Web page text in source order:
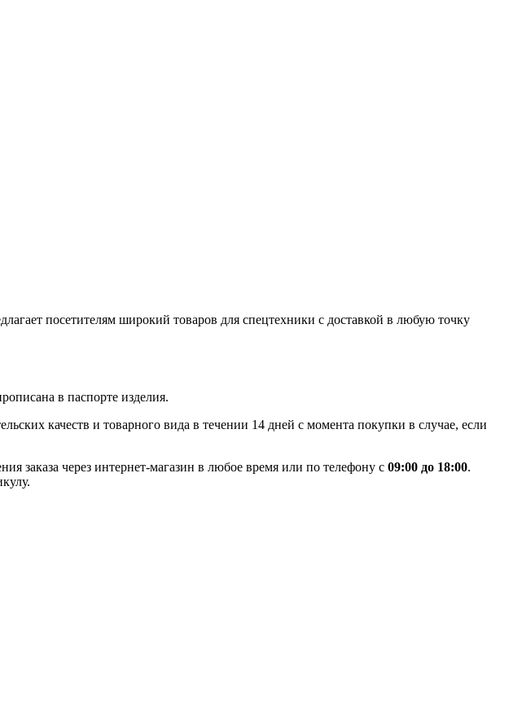
посетителям широкий товаров для спецтехники с доставкой в любую точку
в паспорте изделия.
качеств и товарного вида в течении 14 дней с момента покупки в случае, если
заказа через интернет-магазин в любое время или по телефону с 09:00 до 18:00.